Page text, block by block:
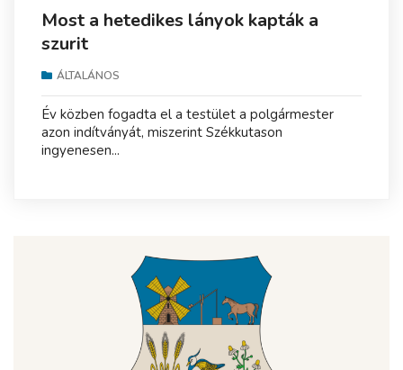
Most a hetedikes lányok kapták a
szurit
ÁLTALÁNOS
Év közben fogadta el a testület a polgármester
azon indítványát, miszerint Székkutason
ingyenesen...